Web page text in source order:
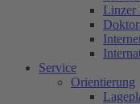
Linzer
Service
Orientierung